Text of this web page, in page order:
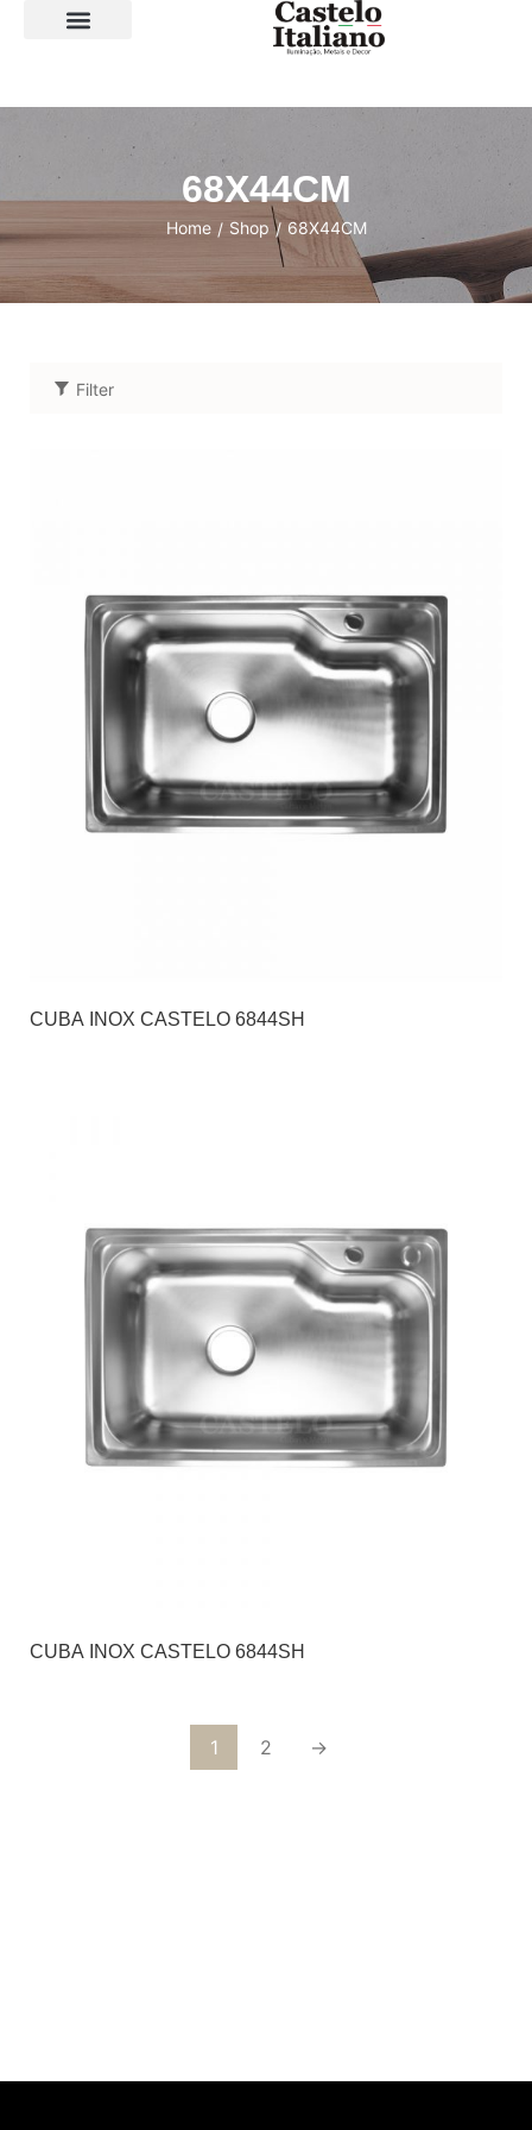
68X44CM
Home / Shop / 68X44CM
Filter
CUBA INOX CASTELO 6844SH
CUBA INOX CASTELO 6844SH
1 2 →